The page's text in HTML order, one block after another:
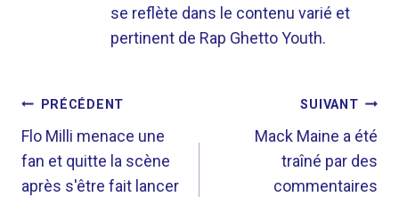
se reflète dans le contenu varié et
pertinent de Rap Ghetto Youth.
NAVIGATION
DE
L’ARTICLE
PRÉCÉDENT
Flo Milli menace une
fan et quitte la scène
après s'être fait lancer
SUIVANT
Mack Maine a été
traîné par des
commentaires